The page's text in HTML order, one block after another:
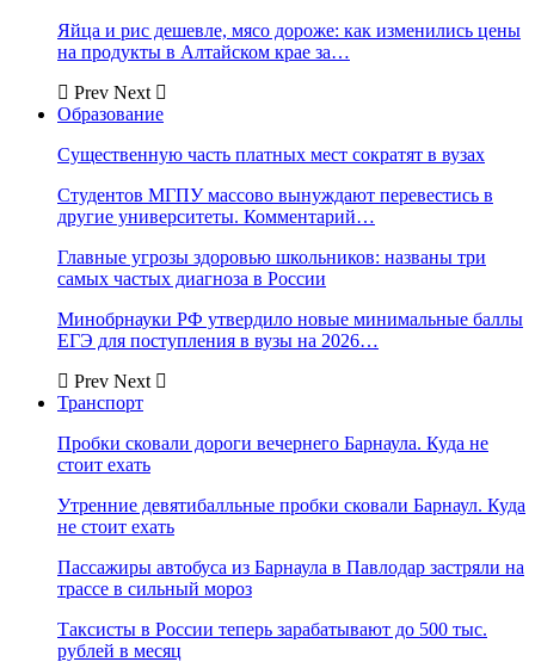
Яйца и рис дешевле, мясо дороже: как изменились цены
на продукты в Алтайском крае за…
Prev Next
Образование
Существенную часть платных мест сократят в вузах
Студентов МГПУ массово вынуждают перевестись в
другие университеты. Комментарий…
Главные угрозы здоровью школьников: названы три
самых частых диагноза в России
Минобрнауки РФ утвердило новые минимальные баллы
ЕГЭ для поступления в вузы на 2026…
Prev Next
Транспорт
Пробки сковали дороги вечернего Барнаула. Куда не
стоит ехать
Утренние девятибалльные пробки сковали Барнаул. Куда
не стоит ехать
Пассажиры автобуса из Барнаула в Павлодар застряли на
трассе в сильный мороз
Таксисты в России теперь зарабатывают до 500 тыс.
рублей в месяц